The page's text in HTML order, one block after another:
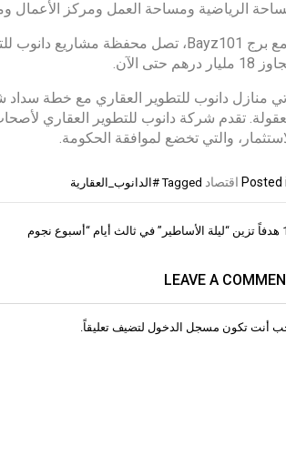
الرياضية ومساحة العمل ومركز الأعمال
درهم حتى الآن.
والتي تخضع لموافقة الحكومة.
Posted اقتصاد Tagged #الدانوب_العقارية
نجوم
LEAVE A
أنت تكون مسجل الدخول لتضيف تعليقاً.